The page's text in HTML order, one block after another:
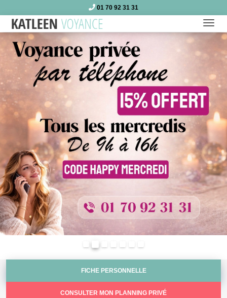
01 70 92 31 31
FICHE PERSONNELLE
CONSULTER MON PLANNING PRIVÉ